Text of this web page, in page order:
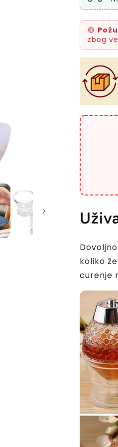
🔴
zbog
koliko
curenje